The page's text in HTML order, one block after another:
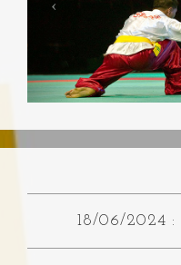
18/06/2024 :